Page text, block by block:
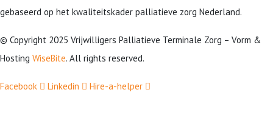
gebaseerd op het kwaliteitskader palliatieve zorg Nederland.
© Copyright 2025 Vrijwilligers Palliatieve Terminale Zorg – Vorm &
Hosting WiseBite. All rights reserved.
Facebook Linkedin Hire-a-helper